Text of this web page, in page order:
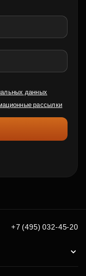
данных
рассылки
+7 (495) 032-45-20